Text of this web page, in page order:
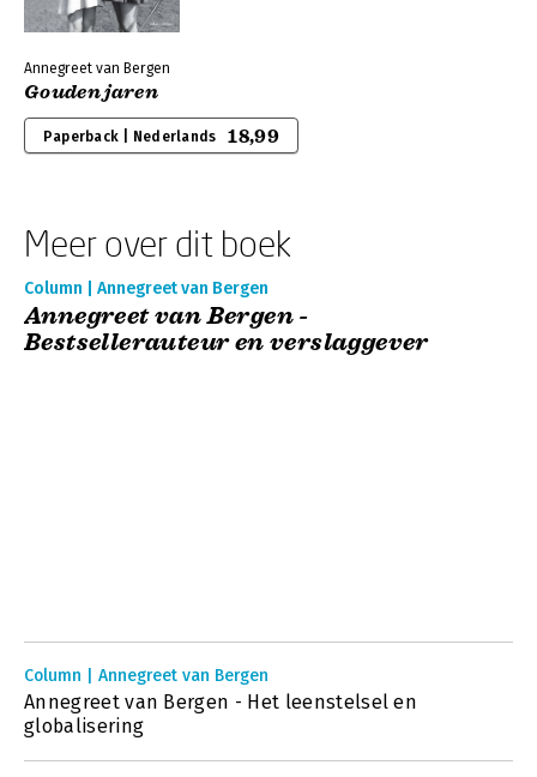
Annegreet van Bergen
Gouden jaren
Paperback | Nederlands 18,99
Meer over dit boek
Column | Annegreet van Bergen
Annegreet van Bergen -
Bestsellerauteur en verslaggever
Column | Annegreet van Bergen
Annegreet van Bergen - Het leenstelsel en
globalisering